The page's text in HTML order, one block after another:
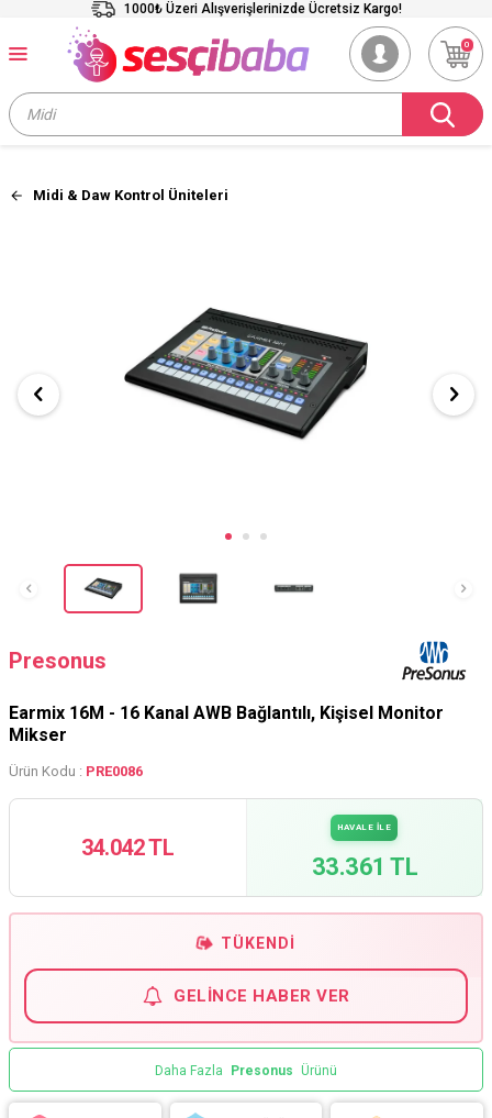
1000₺ Üzeri Alışverişlerinizde Ücretsiz Kargo!
0
Midi & Daw Kontrol Üniteleri
Presonus
Earmix 16M - 16 Kanal AWB Bağlantılı, Kişisel Monitor
Mikser
Ürün Kodu : PRE0086
34.042 TL
HAVALE İLE
33.361 TL
TÜKENDI
GELINCE HABER VER
Daha Fazla Presonus Ürünü